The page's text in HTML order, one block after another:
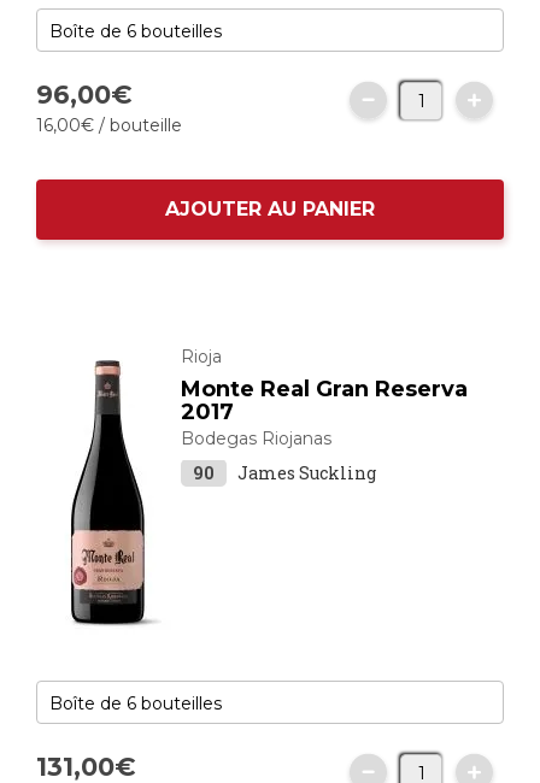
96,00€
16,00€ / bouteille
AJOUTER AU PANIER
Rioja
Monte Real Gran Reserva
2017
Bodegas Riojanas
90 James Suckling
131,00€